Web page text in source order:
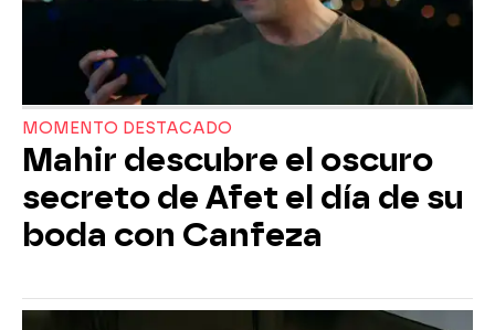
MOMENTO DESTACADO
Mahir descubre el oscuro
secreto de Afet el día de su
boda con Canfeza